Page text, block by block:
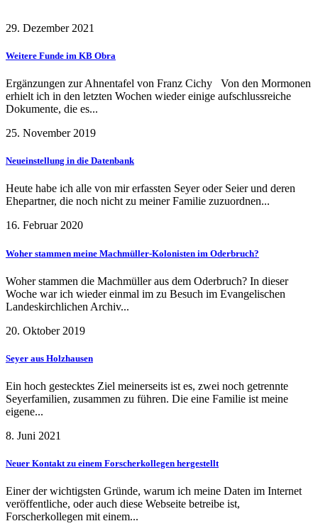
29. Dezember 2021
Weitere Funde im KB Obra
Ergänzungen zur Ahnentafel von Franz Cichy Von den Mormonen
erhielt ich in den letzten Wochen wieder einige aufschlussreiche
Dokumente, die es...
25. November 2019
Neueinstellung in die Datenbank
Heute habe ich alle von mir erfassten Seyer oder Seier und deren
Ehepartner, die noch nicht zu meiner Familie zuzuordnen...
16. Februar 2020
Woher stammen meine Machmüller-Kolonisten im Oderbruch?
Woher stammen die Machmüller aus dem Oderbruch? In dieser
Woche war ich wieder einmal im zu Besuch im Evangelischen
Landeskirchlichen Archiv...
20. Oktober 2019
Seyer aus Holzhausen
Ein hoch gestecktes Ziel meinerseits ist es, zwei noch getrennte
Seyerfamilien, zusammen zu führen. Die eine Familie ist meine
eigene...
8. Juni 2021
Neuer Kontakt zu einem Forscherkollegen hergestellt
Einer der wichtigsten Gründe, warum ich meine Daten im Internet
veröffentliche, oder auch diese Webseite betreibe ist,
Forscherkollegen mit einem...